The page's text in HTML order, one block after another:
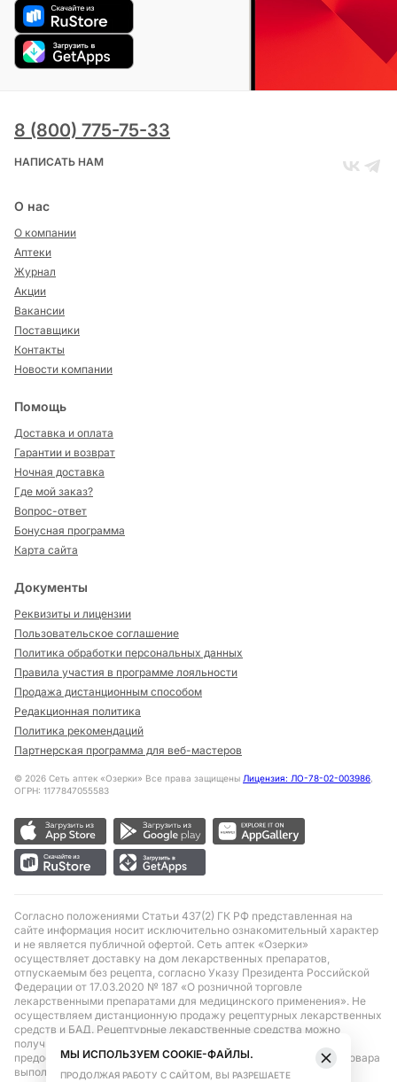
8 (800) 775-75-33
НАПИСАТЬ НАМ
О нас
О компании
Аптеки
Журнал
Акции
Вакансии
Поставщики
Контакты
Новости компании
Помощь
Доставка и оплата
Гарантии и возврат
Ночная доставка
Где мой заказ?
Вопрос-ответ
Бонусная программа
Карта сайта
Документы
Реквизиты и лицензии
Пользовательское соглашение
Политика обработки персональных данных
Правила участия в программе лояльности
Продажа дистанционным способом
Редакционная политика
Политика рекомендаций
Партнерская программа для веб-мастеров
© 2026 Сеть аптек «Озерки» Все права защищены Лицензия: ЛО-78-02-003986,
ОГРН: 1177847055583
Согласно положениями Статьи 437(2) ГК РФ представленная на
сайте информация носит исключительно ознакомительный характер
и не является публичной офертой. Сеть аптек «Озерки»
осуществляет доставку на дом лекарственных препаратов,
отпускаемым без рецепта, согласно Указу Президента Российской
Федерации от 17.03.2020 № 187 «О розничной торговле
лекарственными препаратами для медицинского применения». Не
осуществляем дистанционную продажу рецептурных лекарственных
средств и БАД. Рецептурные лекарственные средства можно
получить только при помощи самовывоза в аптеке при
предоставлении рецепта, выписанного врачом. Бронирование товара
выполняется при условиях последующего выкупа заказа в
МЫ ИСПОЛЬЗУЕМ COOKIE-ФАЙЛЫ.
ПРОДОЛЖАЯ РАБОТУ С САЙТОМ, ВЫ РАЗРЕШАЕТЕ